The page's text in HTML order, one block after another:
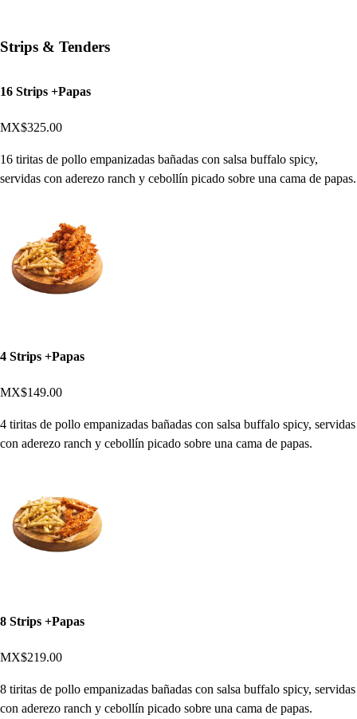
Strips & Tenders
16 Strips +Papas
MX$325.00
16 tiritas de pollo empanizadas bañadas con salsa buffalo spicy,
servidas con aderezo ranch y cebollín picado sobre una cama de papas.
4 Strips +Papas
MX$149.00
4 tiritas de pollo empanizadas bañadas con salsa buffalo spicy, servidas
con aderezo ranch y cebollín picado sobre una cama de papas.
8 Strips +Papas
MX$219.00
8 tiritas de pollo empanizadas bañadas con salsa buffalo spicy, servidas
con aderezo ranch y cebollín picado sobre una cama de papas.